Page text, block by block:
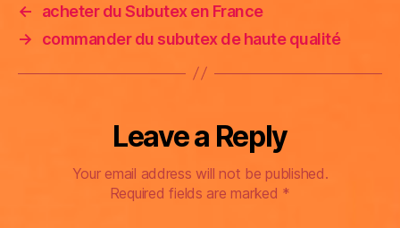
←
acheter du Subutex en France
→
commander du subutex de haute qualité
Leave a Reply
Your email address will not be published.
Required fields are marked *